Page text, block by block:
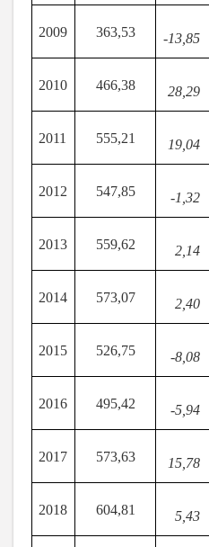
2009 363,53 -13,85
2010 466,38 28,29
2011 555,21 19,04
2012 547,85 -1,32
2013 559,62 2,14
2014 573,07 2,40
2015 526,75 -8,08
2016 495,42 -5,94
2017 573,63 15,78
2018 604,81 5,43